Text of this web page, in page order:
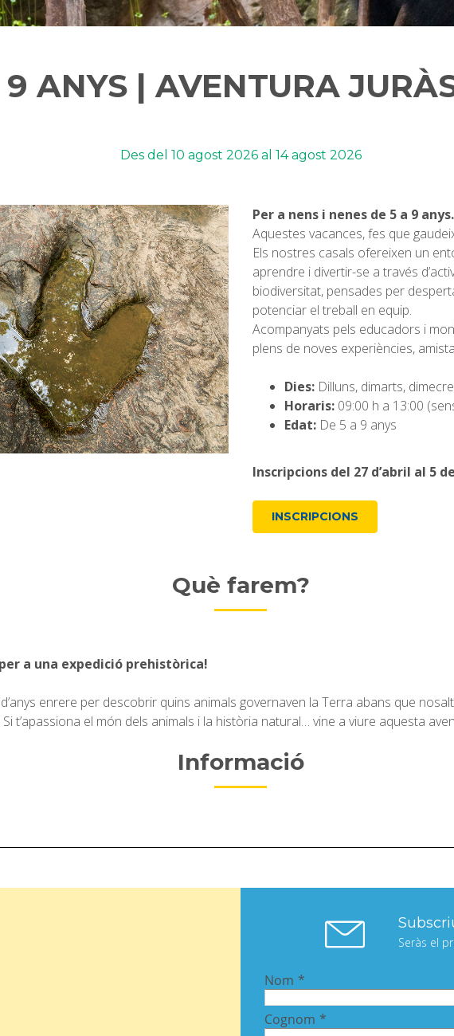
ANYS | AVENTURA
Des del 10 agost 2026 al 14 agost 2026
Per a nens i nenes de 5 a 9 anys.
Aquestes vacances, fes que
Els nostres casals ofereixen un
aprendre i divertir-se a través
biodiversitat, pensades per
potenciar el treball en equip.
Acompanyats pels educadors i
plens de noves experiències,
Dies: Dilluns, dimarts,
Horaris: 09:00 h a 13:00
Edat: De 5 a 9 anys
Inscripcions del 27 d’abril al 5
INSCRIPCIONS
Què farem?
a una expedició prehistòrica!
enrere per descobrir quins animals governaven la Terra abans que
t’apassiona el món dels animals i la història natural… vine a viure aquesta
Informació
Seràs el